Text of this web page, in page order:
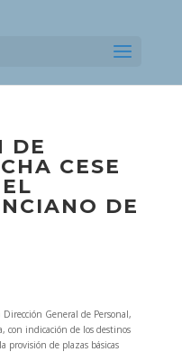
DE
CESE
DE
General de Personal,
con indicación de los destinos
provisión de plazas básicas